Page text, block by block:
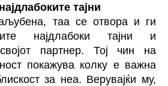
тајни
таа се отвора и ги
најдлабоки тајни и
партнер. Тој чин на
покажува колку е важна
за неа. Верувајќи му,